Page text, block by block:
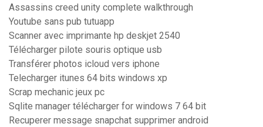
Assassins creed unity complete walkthrough
Youtube sans pub tutuapp
Scanner avec imprimante hp deskjet 2540
Télécharger pilote souris optique usb
Transférer photos icloud vers iphone
Telecharger itunes 64 bits windows xp
Scrap mechanic jeux pc
Sqlite manager télécharger for windows 7 64 bit
Recuperer message snapchat supprimer android